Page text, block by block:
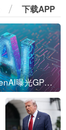
下载APP
刚刚，OpenAI曝光GPT-6！传10万亿参数，8月强行发布